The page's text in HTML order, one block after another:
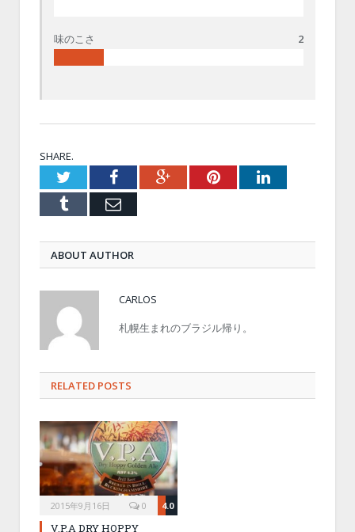
味のこさ 2
SHARE.
TwitterFacebookGoogle+PinterestLinkedIn
Tumblr Email
ABOUT AUTHOR
CARLOS
札幌生まれのブラジル帰り。
RELATED POSTS
2015年9月16日 4.0
0
V.P.A DRY HOPPY